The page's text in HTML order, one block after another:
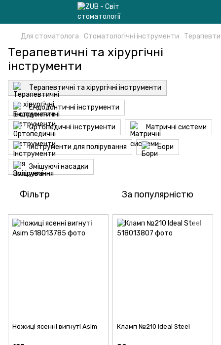
Для стоматолога Стоматологічні інструменти
Терапевтичні та хірургічні
інструменти
Терапевтичні та хірургічні інструменти
Ендодонтичні інструменти
Ортопедичні інструменти Матричні системи
Інструменти для полірування Бори
Змішуючі насадки
Фільтр За популярністю
Ножиці ясенні вигнуті Asim Кламп №210 Ideal Steel